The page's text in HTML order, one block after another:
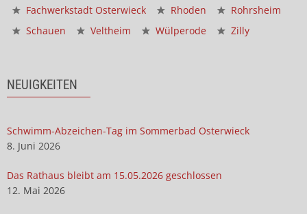
Fachwerkstadt Osterwieck
Rhoden
Rohrsheim
Schauen
Veltheim Wülperode Zilly
NEUIGKEITEN
Schwimm-Abzeichen-Tag im Sommerbad Osterwieck
8. Juni 2026
Das Rathaus bleibt am 15.05.2026 geschlossen
12. Mai 2026